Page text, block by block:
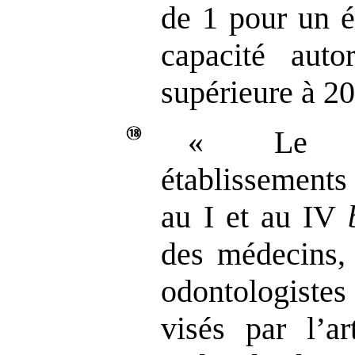
de 1 pour un
capacité
supérieure à
« Le
au I et au IV
des
visés par